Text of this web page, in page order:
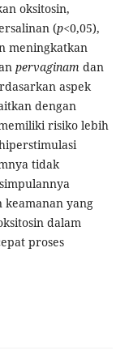
oksitosin,
(p<0,05),
meningkatkan
pervaginam dan
aspek
dengan
risiko lebih
tidak
yang
dalam
proses